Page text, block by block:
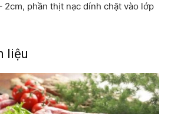
2cm, phần thịt nạc dính chặt vào lớp
liệu